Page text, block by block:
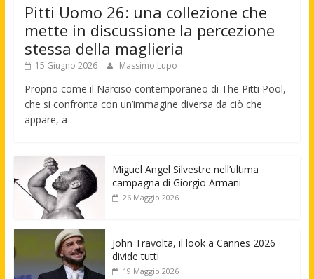
Pitti Uomo 26: una collezione che
mette in discussione la percezione
stessa della maglieria
15 Giugno 2026 Massimo Lupo
Proprio come il Narciso contemporaneo di The Pitti Pool,
che si confronta con un’immagine diversa da ciò che
appare, a
Miguel Angel Silvestre nell’ultima
campagna di Giorgio Armani
26 Maggio 2026
John Travolta, il look a Cannes 2026
divide tutti
19 Maggio 2026